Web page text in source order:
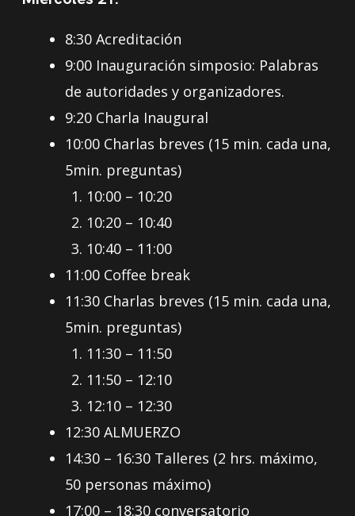
8:30 Acreditación
9:00 Inauguración simposio: Palabras
de autoridades y organizadores.
9:20 Charla Inaugural
10:00 Charlas breves (15 min. cada una,
5min. preguntas)
10:00 – 10:20
10:20 – 10:40
10:40 – 11:00
11:00 Coffee break
11:30 Charlas breves (15 min. cada una,
5min. preguntas)
11:30 – 11:50
11:50 – 12:10
12:10 – 12:30
12:30 ALMUERZO
14:30 – 16:30 Talleres (2 hrs. máximo,
50 personas máximo)
17:00 – 18:30 conversatorio